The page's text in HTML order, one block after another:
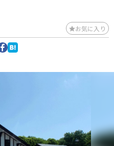
お気に入り